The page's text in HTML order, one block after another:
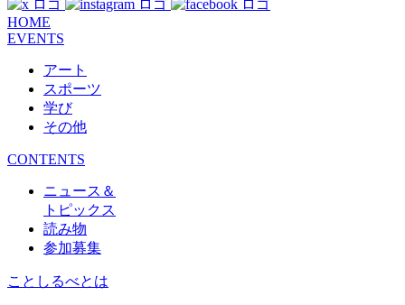
HOME
EVENTS
アート
スポーツ
学び
その他
CONTENTS
ニュース＆
トピックス
読み物
参加募集
ことしるべとは